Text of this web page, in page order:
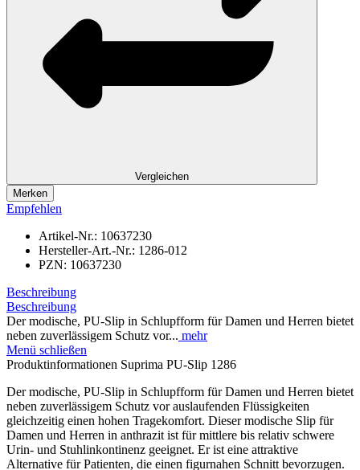
Vergleichen
Merken
Empfehlen
Artikel-Nr.: 10637230
Hersteller-Art.-Nr.: 1286-012
PZN: 10637230
Beschreibung
Beschreibung
Der modische, PU-Slip in Schlupfform für Damen und Herren bietet
neben zuverlässigem Schutz vor... mehr
Menü schließen
Produktinformationen Suprima PU-Slip 1286
Der modische, PU-Slip in Schlupfform für Damen und Herren bietet
neben zuverlässigem Schutz vor auslaufenden Flüssigkeiten
gleichzeitig einen hohen Tragekomfort. Dieser modische Slip für
Damen und Herren in anthrazit ist für mittlere bis relativ schwere
Urin- und Stuhlinkontinenz geeignet. Er ist eine attraktive
Alternative für Patienten, die einen figurnahen Schnitt bevorzugen.